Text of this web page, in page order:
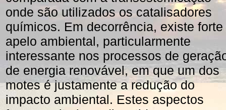
onde são utilizados os catalisadores
químicos. Em decorrência, existe forte
apelo ambiental, particularmente
interessante nos processos de
de energia renovável, em que um dos
motes é justamente a redução do
impacto ambiental. Estes aspectos